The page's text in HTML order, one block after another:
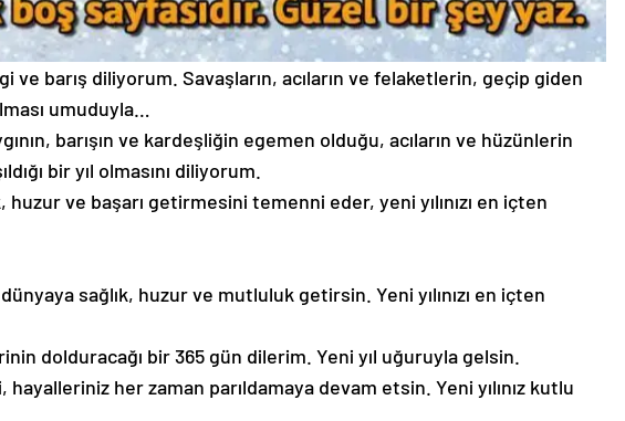
ve barış diliyorum. Savaşların, acıların ve felaketlerin, geçip giden
umuduyla…
barışın ve kardeşliğin egemen olduğu, acıların ve hüzünlerin
bir yıl olmasını diliyorum.
huzur ve başarı getirmesini temenni eder, yeni yılınızı en içten
sağlık, huzur ve mutluluk getirsin. Yeni yılınızı en içten
dolduracağı bir 365 gün dilerim. Yeni yıl uğuruyla gelsin.
hayalleriniz her zaman parıldamaya devam etsin. Yeni yılınız kutlu